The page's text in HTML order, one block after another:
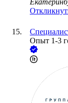
Опыт 1-3